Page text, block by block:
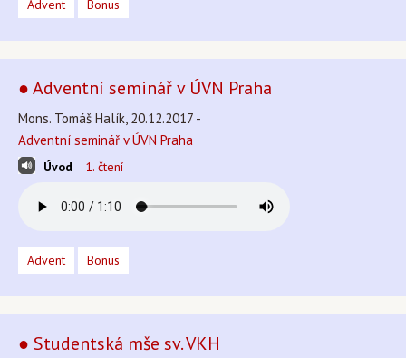
Advent Bonus
● Adventní seminář v ÚVN Praha
Mons. Tomáš Halík, 20.12.2017 -
Adventní seminář v ÚVN Praha
Úvod 1. čtení
Advent Bonus
● Studentská mše sv. VKH